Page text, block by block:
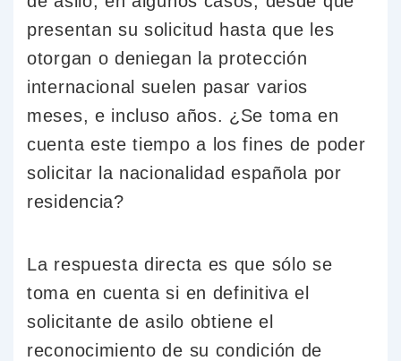
presentan su solicitud hasta que les
otorgan o deniegan la protección
internacional suelen pasar varios
meses, e incluso años. ¿Se toma en
cuenta este tiempo a los fines de poder
solicitar la nacionalidad española por
residencia?
La respuesta directa es que sólo se
toma en cuenta si en definitiva el
solicitante de asilo obtiene el
reconocimiento de su condición de